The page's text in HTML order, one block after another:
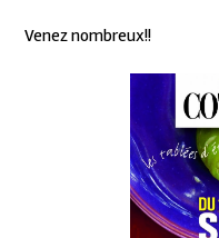
Venez nombreux!!